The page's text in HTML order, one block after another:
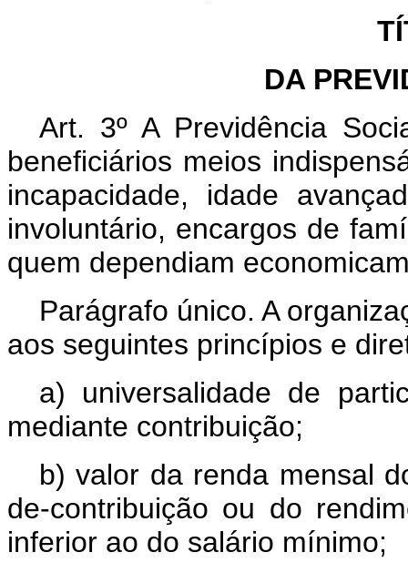
DA
Art. 3º A Previdência
beneficiários meios
incapacidade, idade
involuntário, encargos de
quem dependiam
Parágrafo único. A
aos seguintes princípios e
a) universalidade de
mediante contribuição;
b) valor da renda mensal
de-contribuição ou do
inferior ao do salário mínimo;